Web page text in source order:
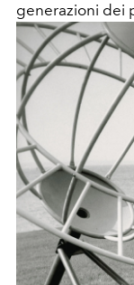
generazioni dei